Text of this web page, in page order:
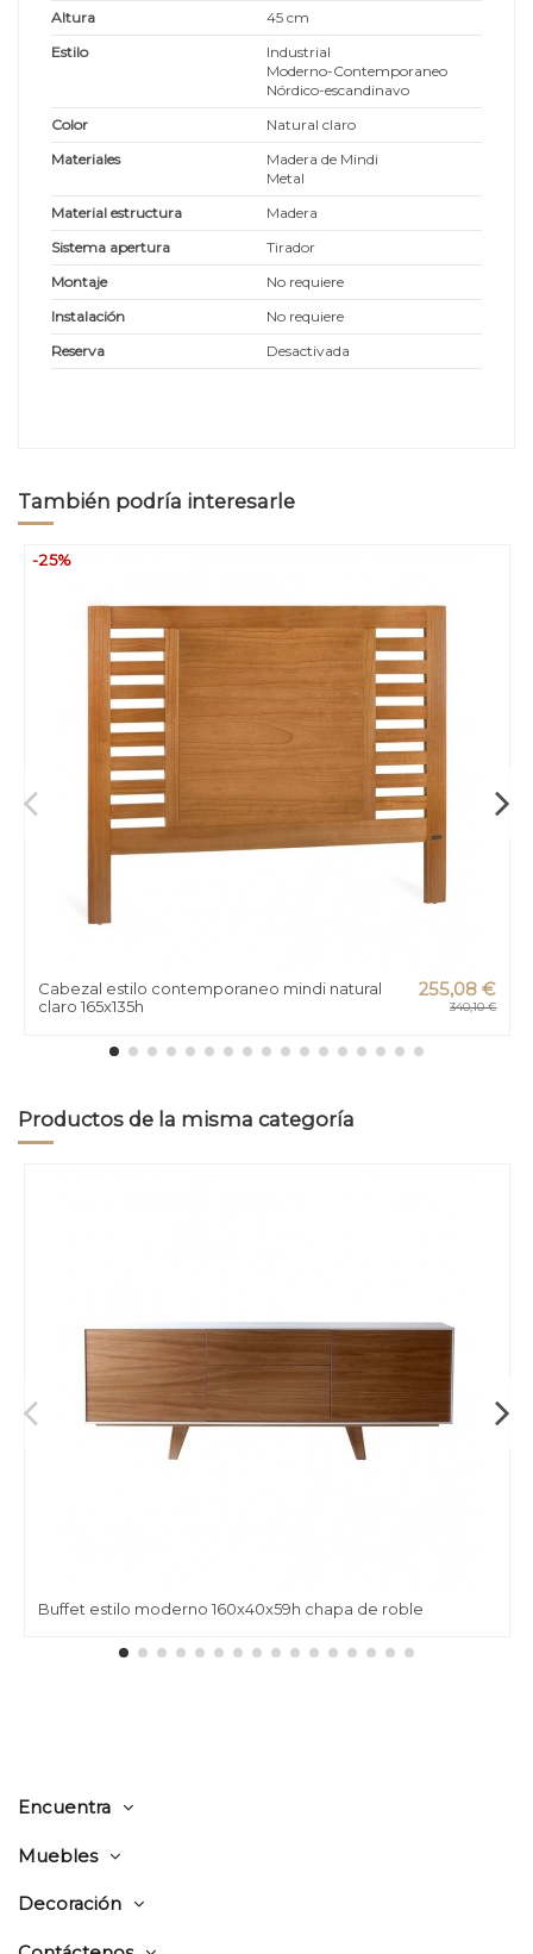
Altura
45 cm
Estilo
Industrial
Moderno-Contemporaneo
Nórdico-escandinavo
Color
Natural claro
Materiales
Madera de Mindi
Metal
Material estructura
Madera
Sistema apertura
Tirador
Montaje
No requiere
Instalación
No requiere
Reserva
Desactivada
También podría interesarle
-25%
Cabezal estilo contemporaneo mindi natural
claro 165x135h
255,08 €
340,10 €
Productos de la misma categoría
Buffet estilo moderno 160x40x59h chapa de roble
Encuentra
Muebles
Decoración